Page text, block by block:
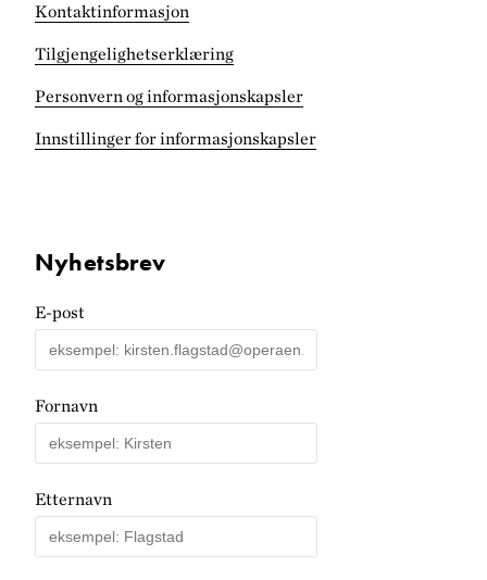
Kontaktinformasjon
Tilgjengelighets­erklæring
Personvern og informasjonskapsler
Innstillinger for informasjonskapsler
Nyhetsbrev
E-post
Fornavn
Etternavn